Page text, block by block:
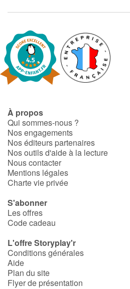
À propos
Qui sommes-nous ?
Nos engagements
Nos éditeurs partenaires
Nos outils d'aide à la lecture
Nous contacter
Mentions légales
Charte vie privée
S'abonner
Les offres
Code cadeau
L'offre Storyplay'r
Conditions générales
Aide
Plan du site
Flyer de présentation